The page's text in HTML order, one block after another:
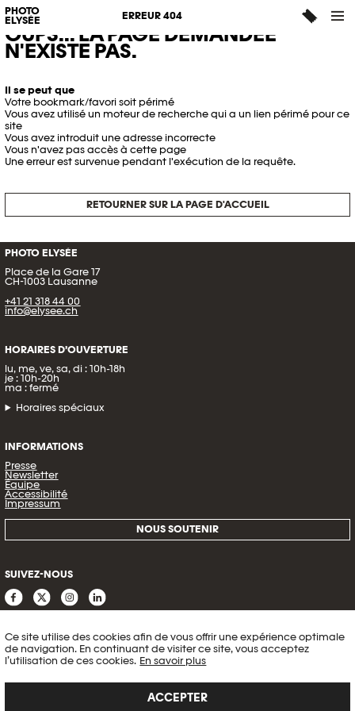
Ce site utilise des cookies afin de vous offrir une expérience optimale
de navigation. En continuant de visiter ce site, vous acceptez
l’utilisation de ces cookies. En savoir plus
ACCEPTER
PHOTO
ELYSÉE
ERREUR 404
OUPS... LA PAGE DEMANDÉE
N'EXISTE PAS.
Il se peut que
Votre bookmark/favori soit périmé
Vous avez utilisé un moteur de recherche qui a un lien périmé pour ce
site
Vous avez introduit une adresse incorrecte
Vous n'avez pas accès à cette page
Une erreur est survenue pendant l'exécution de la requête.
RETOURNER SUR LA PAGE D'ACCUEIL
PHOTO ELYSÉE
Place de la Gare 17
CH-1003 Lausanne
+41 21 318 44 00
info@elysee.ch
HORAIRES D’OUVERTURE
lu, me, ve, sa, di : 10h-18h
je : 10h-20h
ma : fermé
Horaires spéciaux
INFORMATIONS
Presse
Newsletter
Équipe
Accessibilité
Impressum
NOUS SOUTENIR
SUIVEZ-NOUS